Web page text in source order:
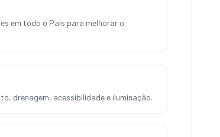
em todo o País para melhorar o
drenagem, acessibilidade e iluminação.